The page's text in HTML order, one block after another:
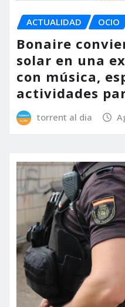
ACTUALIDAD OCIO
Bonaire
solar en una
con música,
actividades
torrent al dia